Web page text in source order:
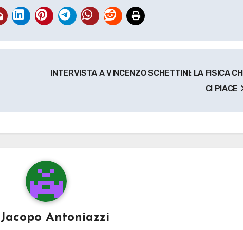
INTERVISTA A VINCENZO SCHETTINI: LA FISICA
CI PIACE
Jacopo Antoniazzi